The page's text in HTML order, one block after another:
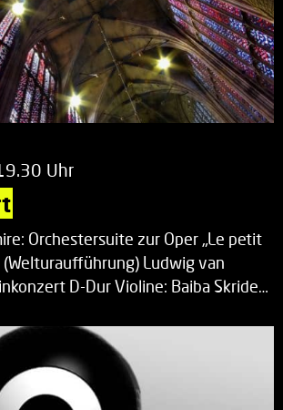
Uhr
Orchestersuite zur Oper „Le petit
(Welturaufführung) Ludwig van
D-Dur Violine: Baiba Skride…